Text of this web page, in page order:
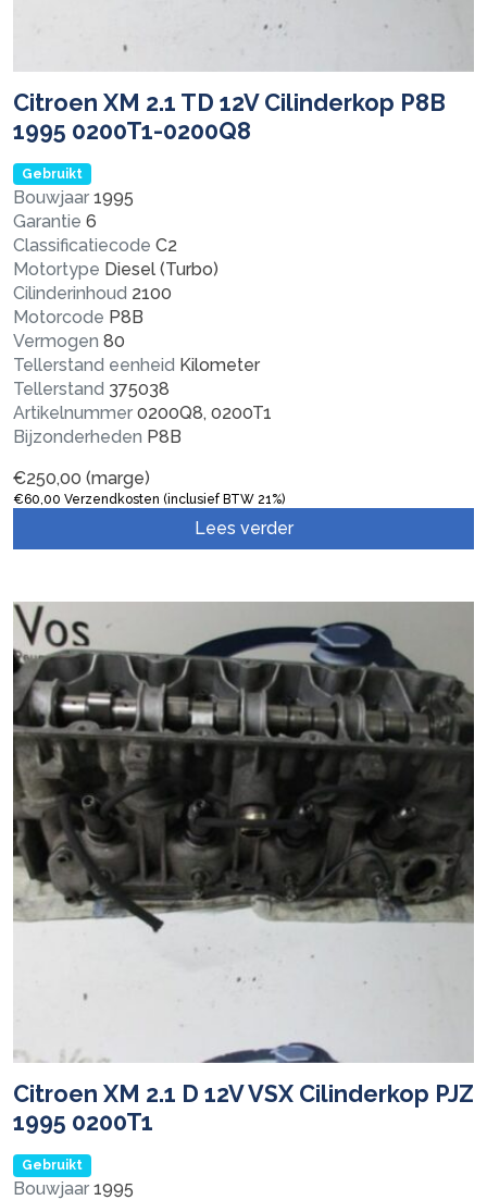
Citroen XM 2.1 TD 12V Cilinderkop P8B
1995 0200T1-0200Q8
Gebruikt
Bouwjaar 1995
Garantie 6
Classificatiecode C2
Motortype Diesel (Turbo)
Cilinderinhoud 2100
Motorcode P8B
Vermogen 80
Tellerstand eenheid Kilometer
Tellerstand 375038
Artikelnummer 0200Q8, 0200T1
Bijzonderheden P8B
€250,00 (marge)
€60,00 Verzendkosten (inclusief BTW 21%)
Lees verder
Citroen XM 2.1 D 12V VSX Cilinderkop PJZ
1995 0200T1
Gebruikt
Bouwjaar 1995